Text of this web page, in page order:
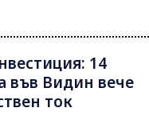
14
във Видин вече
ток